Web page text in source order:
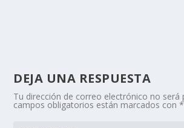
DEJA UNA RESPUESTA
Tu dirección de correo electrónico no será
campos obligatorios están marcados con*